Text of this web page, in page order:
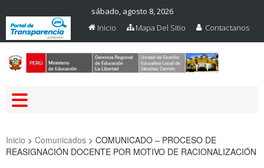
sábado, agosto 8, 2026
Inicio
Mapa Del Sitio Contactanos
Inicio > Comunicados > COMUNICADO – PROCESO DE
REASIGNACIÓN DOCENTE POR MOTIVO DE RACIONALIZACIÓN